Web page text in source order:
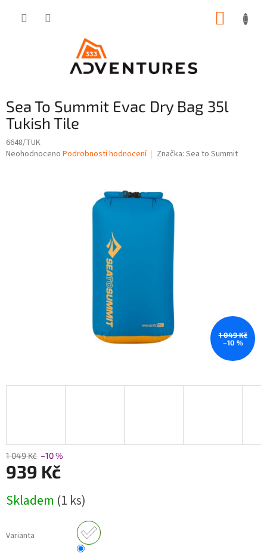
Sea To Summit Evac Dry Bag 35l
Tukish Tile
6648/TUK
Průměrné
Neohodnoceno Podrobnosti hodnocení Značka: Sea to Summit
1 049 Kč
–10 %
1 049 Kč –10 %
939 Kč
cena:
Skladem (1 ks)
Varianta